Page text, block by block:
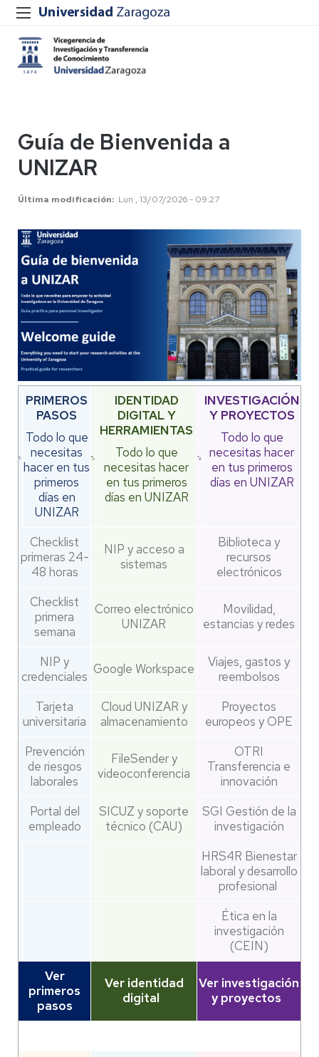
Guía de Bienvenida a
UNIZAR
Última modificación Lun , 13/07/2026 - 09:27
PRIMEROS
PASOS
Todo lo que
necesitas
hacer en tus
primeros
días en
UNIZAR
IDENTIDAD
DIGITAL Y
HERRAMIENTAS
Todo lo que
necesitas hacer
en tus primeros
días en UNIZAR
INVESTIGACIÓN
Y PROYECTOS
Todo lo que
necesitas hacer
en tus primeros
días en UNIZAR
Checklist
primeras 24-
48 horas
NIP y acceso a
sistemas
Biblioteca y
recursos
electrónicos
Checklist
primera
semana
Correo electrónico
UNIZAR
Movilidad,
estancias y redes
NIP y
credenciales Google Workspace
Viajes, gastos y
reembolsos
Tarjeta
universitaria
Cloud UNIZAR y
almacenamiento
Proyectos
europeos y OPE
Prevención
de riesgos
laborales
FileSender y
videoconferencia
OTRI
Transferencia e
innovación
Portal del
empleado
SICUZ y soporte
técnico (CAU)
SGI Gestión de la
investigación
HRS4R Bienestar
laboral y desarrollo
profesional
Ética en la
investigación
(CEIN)
Ver
primeros
pasos
Ver identidad
digital
Ver investigación
y proyectos